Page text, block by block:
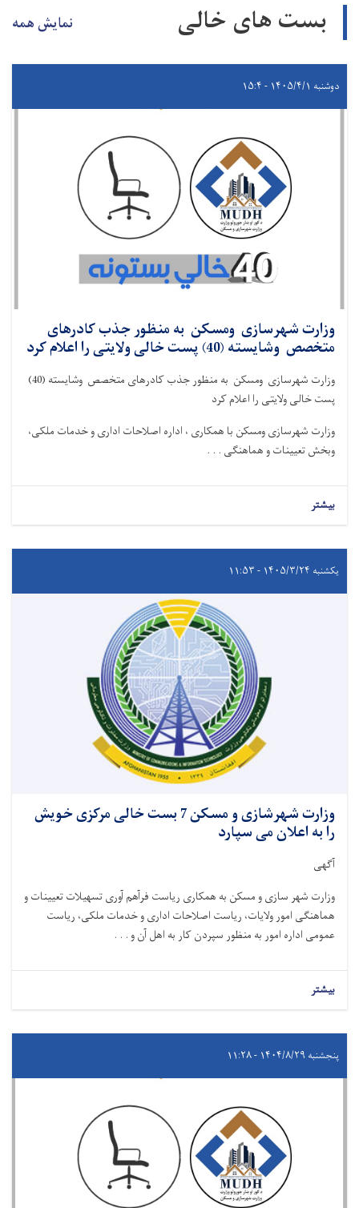
بست های خالی نمایش همه
دوشنبه ۱۴۰۵/۴/۱ - ۱۵:۴
وزارت شهرسازی ومسکن به منظور جذب کادرهای
متخصص وشایسته (40) پست خالی ولایتی را اعلام کرد
وزارت شهرسازی ومسکن به منظور جذب کادرهای متخصص وشایسته (40)
پست خالی ولایتی را اعلام کرد
وزارت شهرسازی ومسکن با همکاری ، اداره اصلاحات اداری و خدمات ملکی،
وبخش تعیینات و هماهنگی . . .
بیشتر
یکشنبه ۱۴۰۵/۳/۲۴ - ۱۱:۵۳
وزارت شهرشازی و مسکن 7 بست خالی مرکزی خویش
را به اعلان می سپارد
آگهی
وزارت شهر سازی و مسکن به همکاری ریاست فرآهم آوری تسهیلات تعیینات و
هماهنګی امور ولایات، ریاست اصلاحات اداری و خدمات ملکی، ریاست
عمومی اداره امور به منظور سپردن کار به اهل آن و . . .
بیشتر
پنجشنبه ۱۴۰۴/۸/۲۹ - ۱۱:۲۸